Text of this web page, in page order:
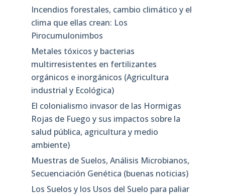
Incendios forestales, cambio climático y el
clima que ellas crean: Los
Pirocumulonimbos
Metales tóxicos y bacterias
multirresistentes en fertilizantes
orgánicos e inorgánicos (Agricultura
industrial y Ecológica)
El colonialismo invasor de las Hormigas
Rojas de Fuego y sus impactos sobre la
salud pública, agricultura y medio
ambiente)
Muestras de Suelos, Análisis Microbianos,
Secuenciación Genética (buenas noticias)
Los Suelos y los Usos del Suelo para paliar